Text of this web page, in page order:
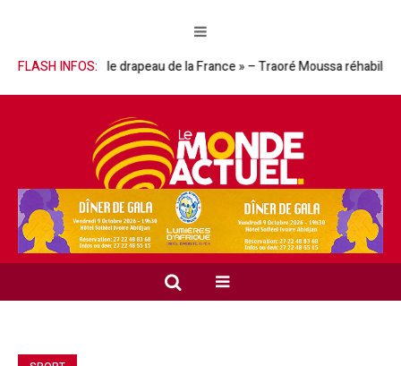
FLASH INFOS:le drapeau de la France » – Traoré Moussa réhabilite le